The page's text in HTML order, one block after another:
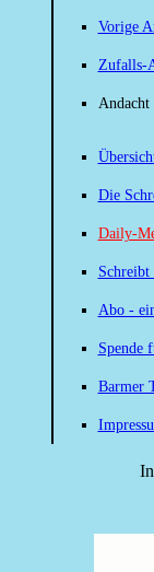
Vorige
Zufalls-
Andacht
Die
Daily-
Schreibt
Abo -
Spende
Barmer